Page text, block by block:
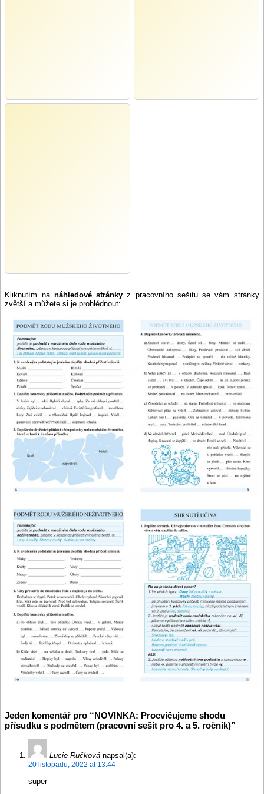
Kliknutím na náhledové stránkyz pracovního sešitu se vám stránky
zvětší a můžete si je prohlédnout:
Jeden komentář pro “NOVINKA: Procvičujeme shodu
přísudku s podmětem (pracovní sešit pro 4. a 5. ročník)”
Lucie Ručková napsal(a):
20 listopadu, 2022 at 13.44
super